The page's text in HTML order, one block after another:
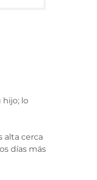
hijo; lo
alta cerca
días más